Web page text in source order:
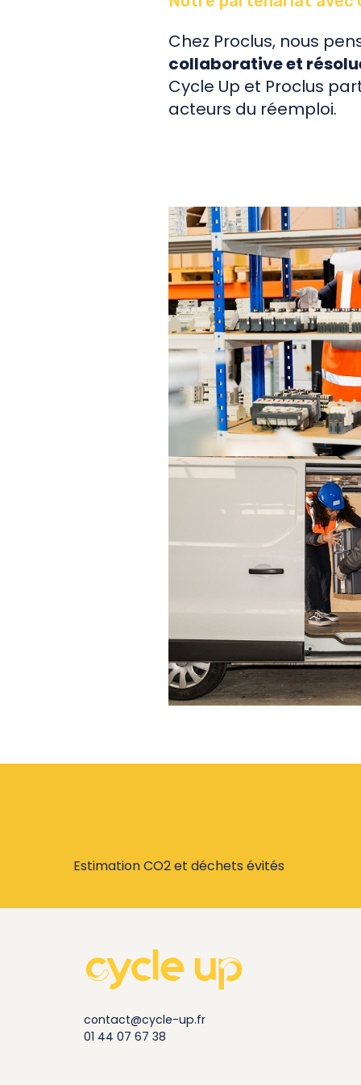
Chez Proclus, nous
collaborative et
Cycle Up et Proclus
acteurs du réemploi.
Estimation CO2 et déchets évités
contact@cycle-up.fr
01 44 07 67 38